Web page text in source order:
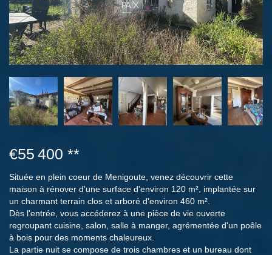
€55 400 **
Située en plein coeur de Menigoute, venez découvrir cette
maison à rénover d'une surface d'environ 120 m², implantée sur
un charmant terrain clos et arboré d'environ 460 m².
Dès l'entrée, vous accéderez à une pièce de vie ouverte
regroupant cuisine, salon, salle à manger, agrémentée d'un poêle
à bois pour des moments chaleureux.
La partie nuit se compose de trois chambres et un bureau dont